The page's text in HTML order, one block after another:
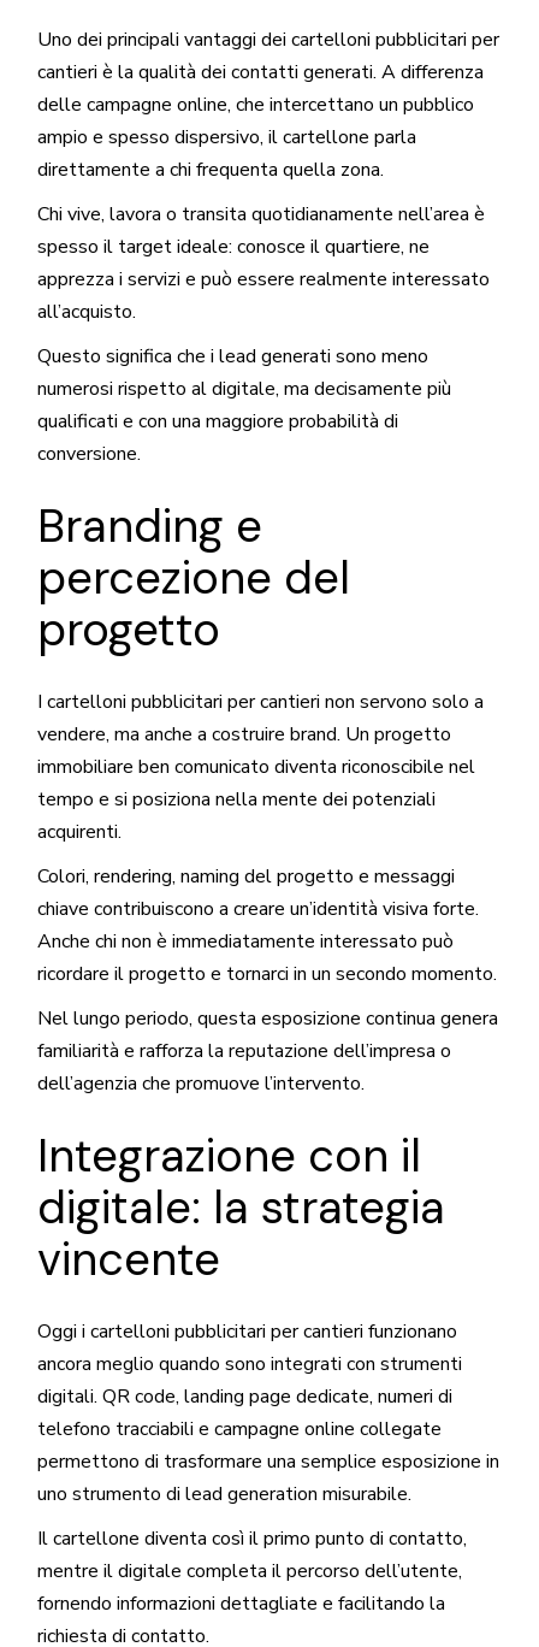
Uno dei principali vantaggi dei cartelloni pubblicitari per
cantieri è la qualità dei contatti generati. A differenza
delle campagne online, che intercettano un pubblico
ampio e spesso dispersivo, il cartellone parla
direttamente a chi frequenta quella zona.
Chi vive, lavora o transita quotidianamente nell’area è
spesso il target ideale: conosce il quartiere, ne
apprezza i servizi e può essere realmente interessato
all’acquisto.
Questo significa che i lead generati sono meno
numerosi rispetto al digitale, ma decisamente più
qualificati e con una maggiore probabilità di
conversione.
Branding e
percezione del
progetto
I cartelloni pubblicitari per cantieri non servono solo a
vendere, ma anche a costruire brand. Un progetto
immobiliare ben comunicato diventa riconoscibile nel
tempo e si posiziona nella mente dei potenziali
acquirenti.
Colori, rendering, naming del progetto e messaggi
chiave contribuiscono a creare un’identità visiva forte.
Anche chi non è immediatamente interessato può
ricordare il progetto e tornarci in un secondo momento.
Nel lungo periodo, questa esposizione continua genera
familiarità e rafforza la reputazione dell’impresa o
dell’agenzia che promuove l’intervento.
Integrazione con il
digitale: la strategia
vincente
Oggi i cartelloni pubblicitari per cantieri funzionano
ancora meglio quando sono integrati con strumenti
digitali. QR code, landing page dedicate, numeri di
telefono tracciabili e campagne online collegate
permettono di trasformare una semplice esposizione in
uno strumento di lead generation misurabile.
Il cartellone diventa così il primo punto di contatto,
mentre il digitale completa il percorso dell’utente,
fornendo informazioni dettagliate e facilitando la
richiesta di contatto.